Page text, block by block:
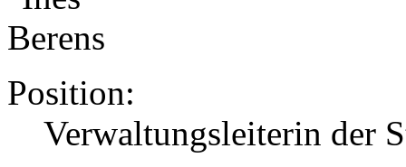
Position:
Verwaltungsleiterin der